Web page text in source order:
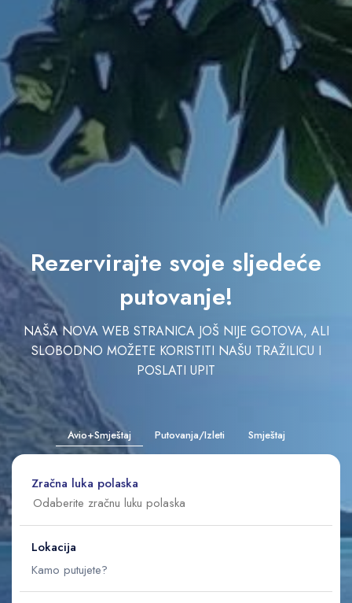
Rezervirajte svoje sljedeće
putovanje!
NAŠA NOVA WEB STRANICA JOŠ NIJE GOTOVA, ALI
SLOBODNO MOŽETE KORISTITI NAŠU TRAŽILICU I
POSLATI UPIT
Avio+Smještaj Putovanja/Izleti Smještaj
Zračna luka polaska
Lokacija